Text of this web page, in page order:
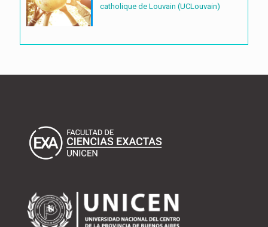
catholique de Louvain (UCLouvain)